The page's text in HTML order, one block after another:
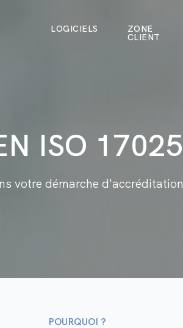
LOGICIELS ZONE
CLIENT
ISO 17025
votre démarche d'accréditation
POURQUOI ?